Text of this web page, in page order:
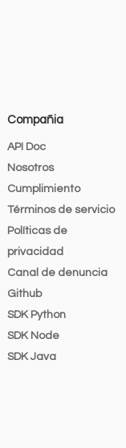
Compañia
API Doc
Nosotros
Cumplimiento
Términos de servicio
Políticas de
privacidad
Canal de denuncia
Github
SDK Python
SDK Node
SDK Java